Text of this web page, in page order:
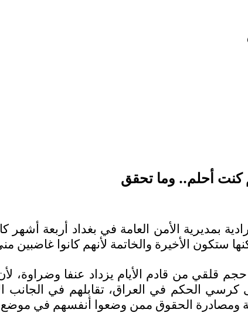
كنت أحلم.. وما تحقق
بمديرية الأمن العامة في بغداد أربعة
ستكون الأخيرة والخاتمة لأنهم كانوا غاضبين
قلقي من قادم الأيام يزداد عنفا وضراوة،
كرسي الحكم في العراق، تقابلهم في الجانب
ومصادرة الحقوق ممن وضعوا أنفسهم في